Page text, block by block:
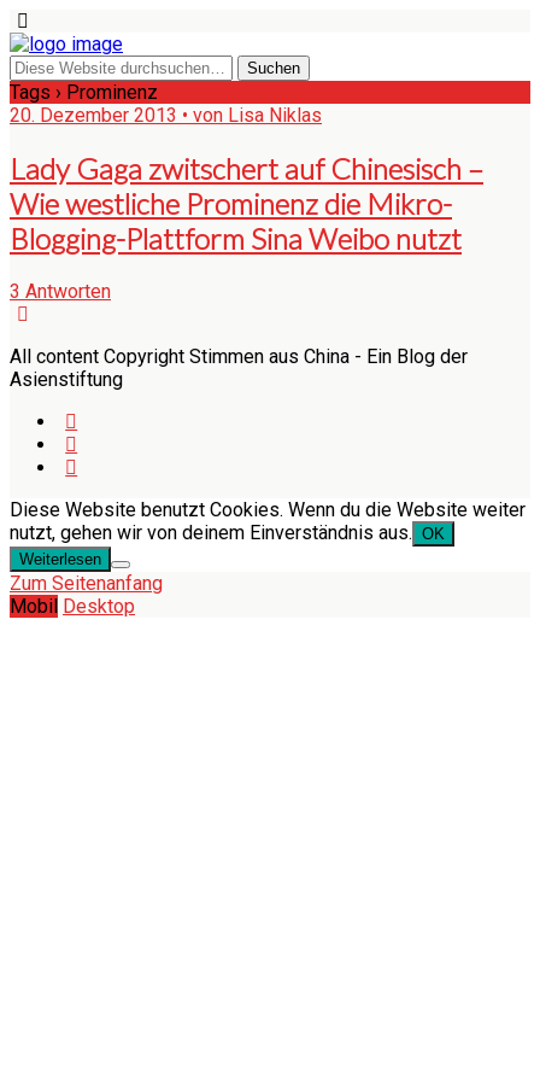
Tags › Prominenz
20. Dezember 2013 • von Lisa Niklas
Lady Gaga zwitschert auf Chinesisch –
Wie westliche Prominenz die Mikro-
Blogging-Plattform Sina Weibo nutzt
3 Antworten
All content Copyright Stimmen aus China - Ein Blog der
Asienstiftung
Diese Website benutzt Cookies. Wenn du die Website weiter
nutzt, gehen wir von deinem Einverständnis aus. OK
Weiterlesen
Zum Seitenanfang
Mobil Desktop